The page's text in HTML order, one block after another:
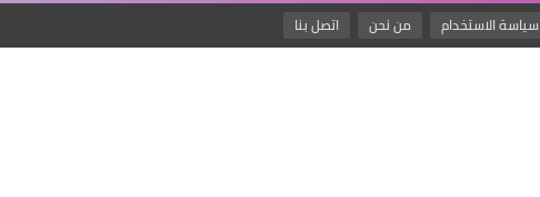
سياسة الاستخدام من نحن اتصل بنا